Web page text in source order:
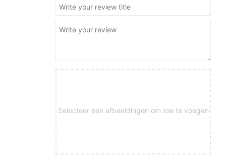
Selecteer een afbeeldingen om toe te voegen